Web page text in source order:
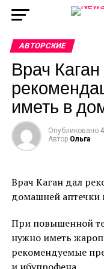
АВТОРСКИЕ
Врач
иметь в
Опубликовано
Автор Ольга
Врач Каган дал
домашней
При повышенной
нужно иметь
рекомендуемые